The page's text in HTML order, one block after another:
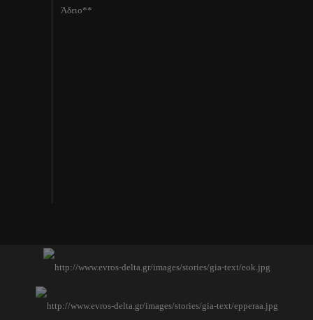
Άδειο**